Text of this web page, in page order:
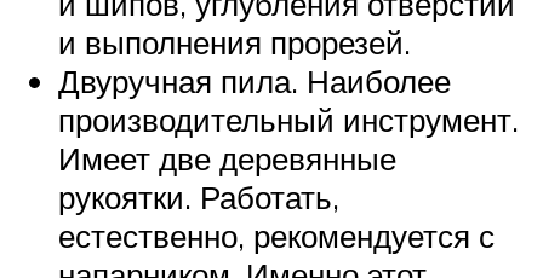
и выполнения прорезей.
Двуручная пила. Наиболее
производительный инструмент.
Имеет две деревянные
рукоятки. Работать,
естественно, рекомендуется с